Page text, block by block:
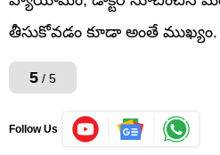
తీసుకోవడం కూడా అంతే ముఖ్యం.
5 / 5
Follow Us